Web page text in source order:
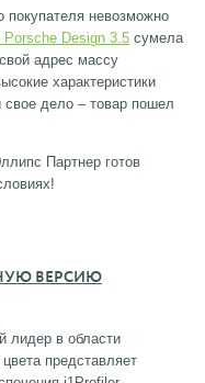
покупателя невозможно
Porsche Design 3.5 сумела
адрес массу
характеристики
дело – товар пошел
Партнер готов
ВЕРСИЮ
лидер в области
представляет